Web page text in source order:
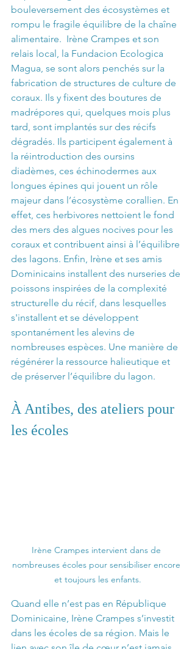
bouleversement des écosystèmes et
rompu le fragile équilibre de la chaîne
alimentaire.  Irène Crampes et son
relais local, la Fundacion Ecologica
Magua, se sont alors penchés sur la
fabrication de structures de culture de
coraux. Ils y fixent des boutures de
madrépores qui, quelques mois plus
tard, sont implantés sur des récifs
dégradés. Ils participent également à
la réintroduction des oursins
diadèmes, ces échinodermes aux
longues épines qui jouent un rôle
majeur dans l’écosystème corallien. En
effet, ces herbivores nettoient le fond
des mers des algues nocives pour les
coraux et contribuent ainsi à l’équilibre
des lagons. Enfin, Irène et ses amis
Dominicains installent des nurseries de
poissons inspirées de la complexité
structurelle du récif, dans lesquelles
s'installent et se développent
spontanément les alevins de
nombreuses espèces. Une manière de
régénérer la ressource halieutique et
de préserver l’équilibre du lagon.
À Antibes, des ateliers pour
les écoles
Irène Crampes intervient dans de
nombreuses écoles pour sensibiliser encore
et toujours les enfants.
Quand elle n’est pas en République
Dominicaine, Irène Crampes s’investit
dans les écoles de sa région. Mais le